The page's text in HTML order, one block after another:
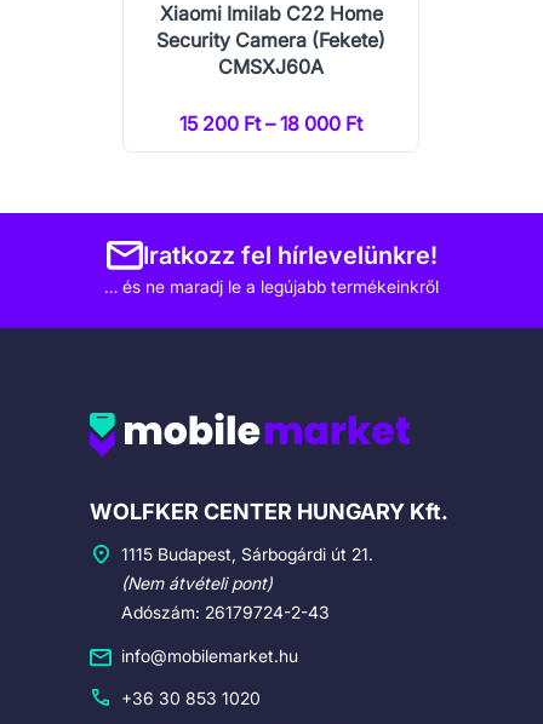
Xiaomi Imilab C22 Home
Security Camera (Fekete)
CMSXJ60A
15 200 Ft – 18 000 Ft
Iratkozz fel hírlevelünkre!
… és ne maradj le a legújabb termékeinkről
Cégadatok
WOLFKER CENTER HUNGARY Kft.
1115 Budapest, Sárbogárdi út 21.
(Nem átvételi pont)
Adószám: 26179724-2-43
info@mobilemarket.hu
+36 30 853 1020